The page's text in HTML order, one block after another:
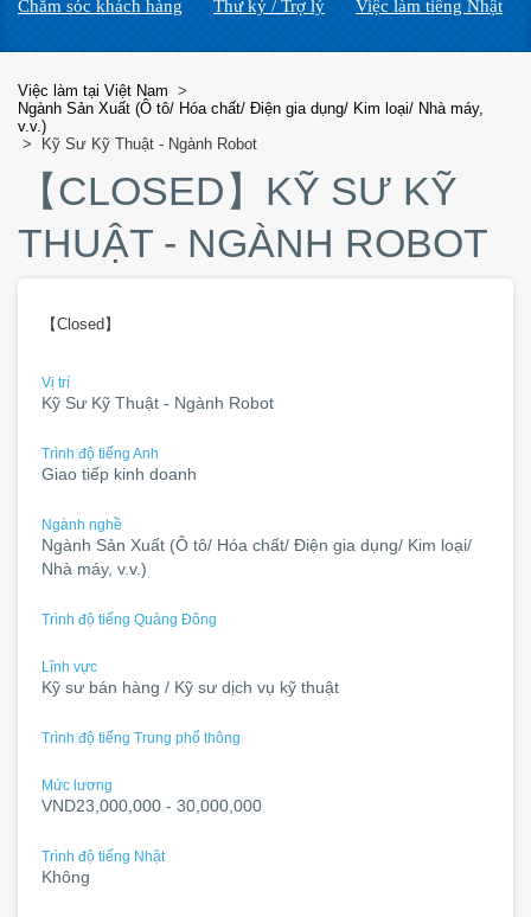
Chăm sóc khách hàng
Thư ký / Trợ lý Việc làm tiếng Nhật
Việc làm tại Việt Nam >
Ngành Sản Xuất (Ô tô/ Hóa chất/ Điện gia dụng/ Kim loại/ Nhà máy,
v.v.)
>
Kỹ Sư Kỹ Thuật - Ngành Robot
【CLOSED】 KỸ SƯ KỸ
THUẬT - NGÀNH ROBOT
【Closed】
Vị trí
Kỹ Sư Kỹ Thuật - Ngành Robot
Trình độ tiếng Anh
Giao tiếp kinh doanh
Ngành nghề
Ngành Sản Xuất (Ô tô/ Hóa chất/ Điện gia dụng/ Kim loại/
Nhà máy, v.v.)
Trình độ tiếng Quảng Đông
Lĩnh vực
Kỹ sư bán hàng / Kỹ sư dịch vụ kỹ thuật
Trình độ tiếng Trung phổ thông
Mức lương
VND23,000,000 - 30,000,000
Trình độ tiếng Nhật
Không